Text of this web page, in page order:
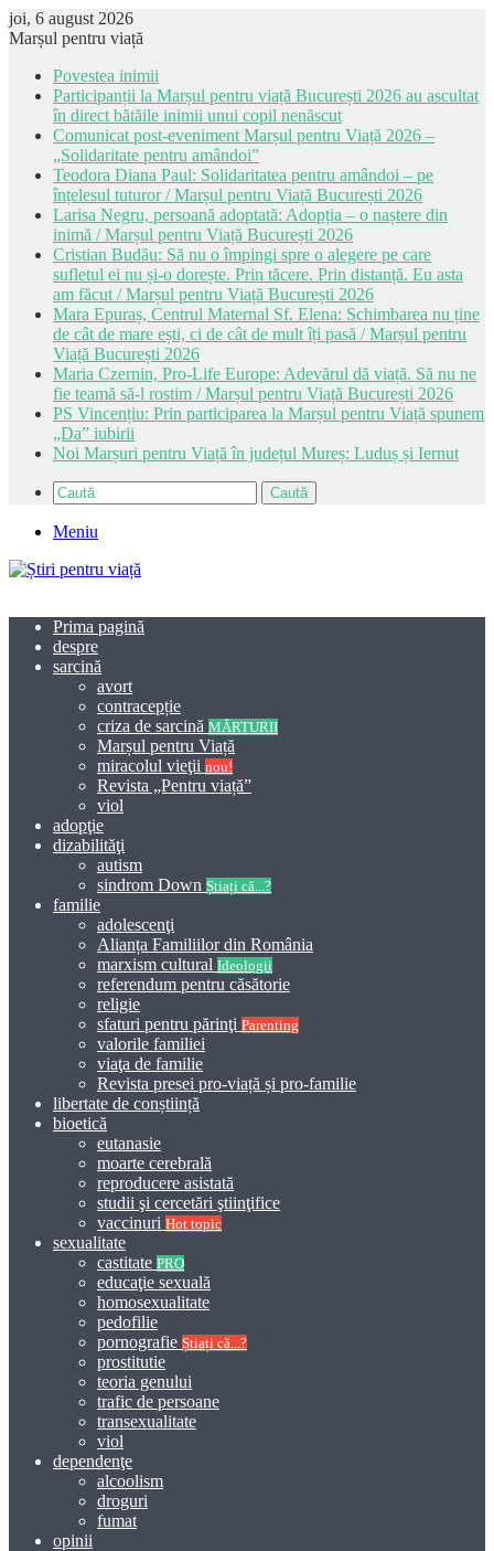
joi, 6 august 2026
Marșul pentru viață
Povestea inimii
Participanții la Marșul pentru viață București 2026 au ascultat
în direct bătăile inimii unui copil nenăscut
Comunicat post-eveniment Marșul pentru Viață 2026 –
„Solidaritate pentru amândoi”
Teodora Diana Paul: Solidaritatea pentru amândoi – pe
înțelesul tuturor / Marșul pentru Viață București 2026
Larisa Negru, persoană adoptată: Adopția – o naștere din
inimă / Marșul pentru Viață București 2026
Cristian Budău: Să nu o împingi spre o alegere pe care
sufletul ei nu și-o dorește. Prin tăcere. Prin distanță. Eu asta
am făcut / Marșul pentru Viață București 2026
Mara Epuraș, Centrul Maternal Sf. Elena: Schimbarea nu ține
de cât de mare ești, ci de cât de mult îți pasă / Marșul pentru
Viață București 2026
Maria Czernin, Pro-Life Europe: Adevărul dă viață. Să nu ne
fie teamă să-l rostim / Marșul pentru Viață București 2026
PS Vincențiu: Prin participarea la Marșul pentru Viață spunem
„Da” iubirii
Noi Marșuri pentru Viață în județul Mureș: Luduș și Iernut
Caută
Meniu
Prima pagină
despre
sarcină
avort
contracepție
criza de sarcină MĂRTURII
Marșul pentru Viață
miracolul vieţii nou!
Revista „Pentru viață”
viol
adopţie
dizabilităţi
autism
sindrom Down Știați că...?
familie
adolescenţi
Alianța Familiilor din România
marxism cultural Ideologii
referendum pentru căsătorie
religie
sfaturi pentru părinţi Parenting
valorile familiei
viaţa de familie
Revista presei pro-viață și pro-familie
libertate de conștiință
bioetică
eutanasie
moarte cerebrală
reproducere asistată
studii şi cercetări ştiinţifice
vaccinuri Hot topic
sexualitate
castitate PRO
educaţie sexuală
homosexualitate
pedofilie
pornografie Știați că...?
prostitutie
teoria genului
trafic de persoane
transexualitate
viol
dependenţe
alcoolism
droguri
fumat
opinii